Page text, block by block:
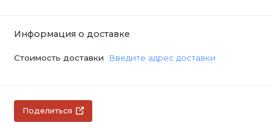
Информация о доставке
Стоимость доставки Введите адрес доставки
Поделиться